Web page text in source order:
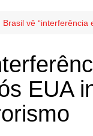
Brasil vê
EUA